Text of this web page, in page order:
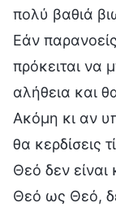
πολύ βαθιά
Εάν
πρόκειται να
αλήθεια και
Ακόμη κι αν
θα κερδίσεις
Θεό δεν είναι
Θεό ως Θεό,